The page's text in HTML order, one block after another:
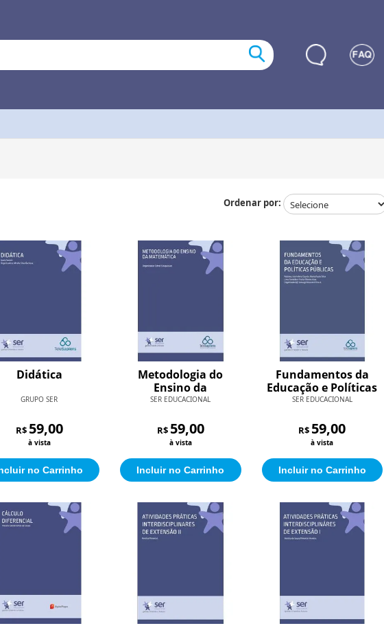
Ordenar por:
Didática
GRUPO SER
R$ 59,00
à vista
no Carrinho
Metodologia do
Ensino da
Matemática
SER EDUCACIONAL
R$ 59,00
à vista
Incluir no Carrinho
Fundamentos da
Educação e Políticas
Públicas (Formação
Políticas Públicas em
Educação)
SER EDUCACIONAL
R$ 59,00
à vista
Incluir no Carrinho